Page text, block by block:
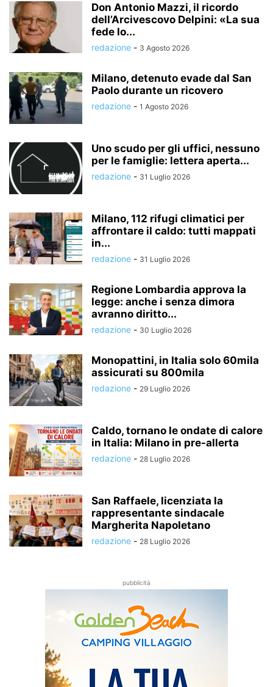
Don Antonio Mazzi, il ricordo
dell’Arcivescovo Delpini: «La sua
fede lo...
redazione - 3 Agosto 2026
Milano, detenuto evade dal San
Paolo durante un ricovero
redazione - 1 Agosto 2026
Uno scudo per gli uffici, nessuno
per le famiglie: lettera aperta...
redazione - 31 Luglio 2026
Milano, 112 rifugi climatici per
affrontare il caldo: tutti mappati
in...
redazione - 31 Luglio 2026
Regione Lombardia approva la
legge: anche i senza dimora
avranno diritto...
redazione - 30 Luglio 2026
Monopattini, in Italia solo 60mila
assicurati su 800mila
redazione - 29 Luglio 2026
Caldo, tornano le ondate di calore
in Italia: Milano in pre-allerta
redazione - 28 Luglio 2026
San Raffaele, licenziata la
rappresentante sindacale
Margherita Napoletano
redazione - 28 Luglio 2026
pubblicità